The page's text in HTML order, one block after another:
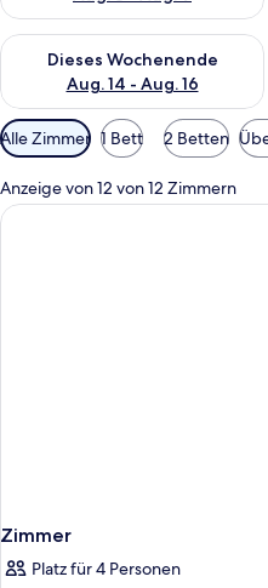
Dieses Wochenende
Aug. 14 - Aug. 16
Überprüfe die Verfügbarkeit
Verfügbare
Filter
für
Zimmer
Alle Zimmer 1 Bett 2 Betten
Anzeige von 12 von 12 Zimmern
Zimmer
Platz für 4 Personen